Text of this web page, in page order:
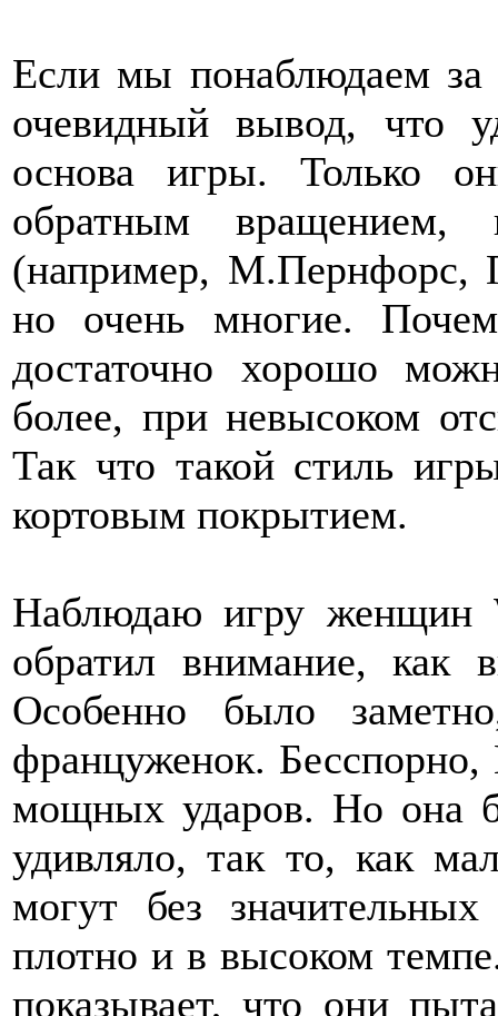
Если мы понаблюдаем за
очевидный вывод, что
основа игры. Только
обратным вращением,
(например, М.Пернфорс,
но очень многие.
достаточно хорошо
более, при невысоком
Так что такой стиль
кортовым покрытием.
Наблюдаю игру женщин
обратил внимание,
Особенно было
француженок.
мощных ударов. Но она
удивляло, так то, как
могут без
плотно и в высоком
показывает, что они